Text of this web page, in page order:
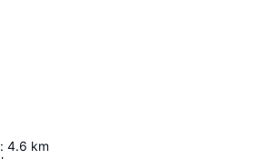
: 4.6 km